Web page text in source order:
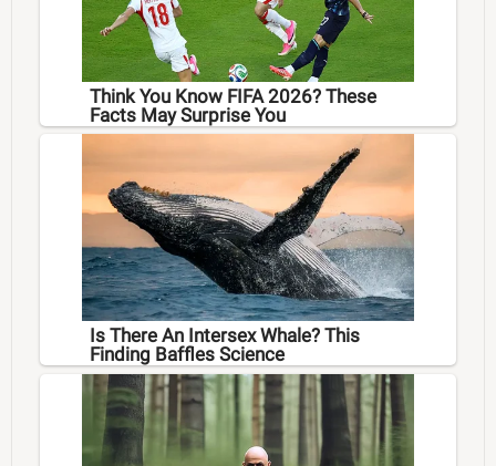
Think You Know FIFA 2026? These
Facts May Surprise You
Is There An Intersex Whale? This
Finding Baffles Science